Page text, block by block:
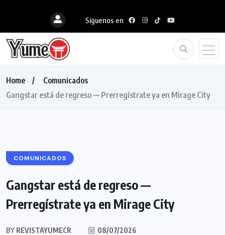
Síguenos en
Home
Comunicados
Gangstar está de regreso — Prerregístrate ya en Mirage City
COMUNICADOS
Gangstar está de regreso —
Prerregístrate ya en Mirage City
BY REVISTAYUMECR
08/07/2026